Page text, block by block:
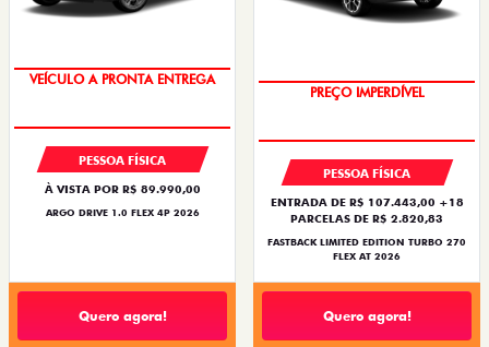
PESSOA FÍSICA
À VISTA POR R$ 89.990,00
ARGO DRIVE 1.0 FLEX 4P 2026
Quero agora!
COM USADO NA TROCA
PESSOA FÍSICA
ENTRADA DE R$ 107.443,00 +18
PARCELAS DE R$ 2.820,83
FASTBACK LIMITED EDITION TURBO 270
FLEX AT 2026
Quero agora!